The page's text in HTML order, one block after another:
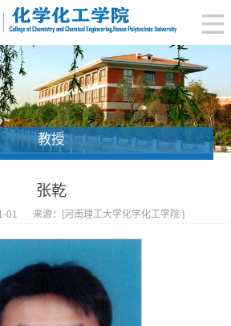
教授
张乾
01 来源：[河南理工大学化学化工学院 ]